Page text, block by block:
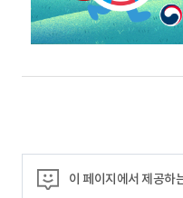
이 페이지에서 제공하